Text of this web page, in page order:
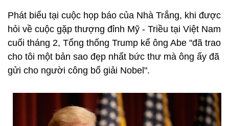
Phát biểu tại cuộc họp báo của Nhà Trắng, khi được
hỏi về cuộc gặp thượng đỉnh Mỹ - Triều tại Việt Nam
cuối tháng 2, Tổng thống Trump kể ông Abe "đã trao
cho tôi một bản sao đẹp nhất bức thư mà ông ấy đã
gửi cho người công bố giải Nobel".